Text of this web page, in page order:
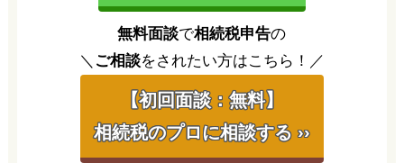
無料面談で相続税申告の
＼ ご相談をされたい方はこちら！／
【初回面談：無料】
相続税のプロに相談する ››